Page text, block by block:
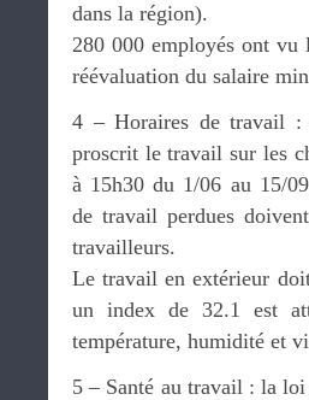
dans la région).
280 000 employés ont vu
réévaluation du salaire
4 – Horaires de travail :
proscrit le travail sur les
à 15h30 du 1/06 au 15/
de travail perdues
travailleurs.
Le travail en extérieur
un index de 32.1 est
température, humidité et
5 – Santé au travail : la